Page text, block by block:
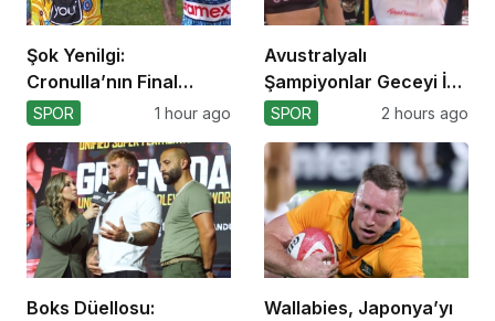
Şok Yenilgi:
Cronulla’nın Final
Umutları Sarsıldı
SPOR 1 hour ago
Avustralyalı
Şampiyonlar Geceyi İki
Yenilgiyle Kapadı
SPOR 2 hours ago
Boks Düellosu:
Wallabies, Japonya’yı